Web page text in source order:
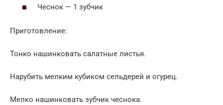
Чеснок — 1 зубчик
Приготовление:
Тонко нашинковать салатные листья.
Нарубить мелким кубиком сельдерей и огурец.
Мелко нашинковать зубчик чеснока.